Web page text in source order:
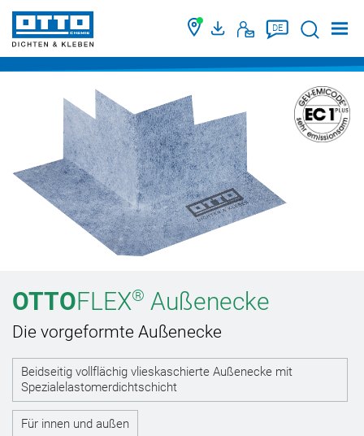
DE Suche
OTTOFLEX® Außenecke
Die vorgeformte Außenecke
Beidseitig vollflächig vlieskaschierte Außenecke mit
Spezialelastomerdichtschicht
Für innen und außen